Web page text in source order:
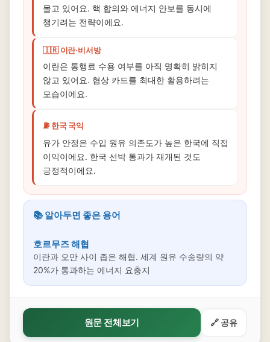
몰고 있어요. 핵 합의와 에너지 안보를 동시에
챙기려는 전략이에요.
🇮🇷 이란·비서방
이란은 통행료 수용 여부를 아직 명확히 밝히지
않고 있어요. 협상 카드를 최대한 활용하려는
모습이에요.
⛽ 한국 국익
유가 안정은 수입 원유 의존도가 높은 한국에 직접
이익이에요. 한국 선박 통과가 재개된 것도
긍정적이에요.
📚 알아두면 좋은 용어
호르무즈 해협
이란과 오만 사이 좁은 해협. 세계 원유 수송량의 약
20%가 통과하는 에너지 요충지
원문 전체보기 🔗 공유